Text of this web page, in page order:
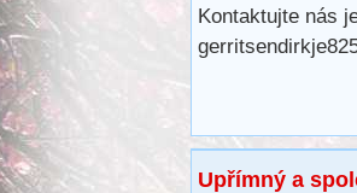
Kontaktujte nás
Upřímný a